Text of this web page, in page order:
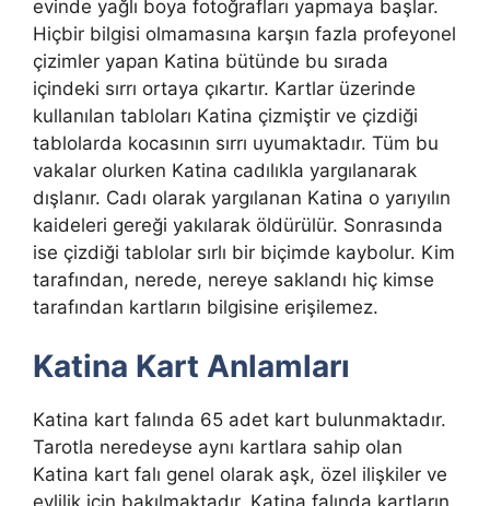
evinde yağlı boya fotoğrafları yapmaya başlar.
Hiçbir bilgisi olmamasına karşın fazla profeyonel
çizimler yapan Katina bütünde bu sırada
içindeki sırrı ortaya çıkartır. Kartlar üzerinde
kullanılan tabloları Katina çizmiştir ve çizdiği
tablolarda kocasının sırrı uyumaktadır. Tüm bu
vakalar olurken Katina cadılıkla yargılanarak
dışlanır. Cadı olarak yargılanan Katina o yarıyılın
kaideleri gereği yakılarak öldürülür. Sonrasında
ise çizdiği tablolar sırlı bir biçimde kaybolur. Kim
tarafından, nerede, nereye saklandı hiç kimse
tarafından kartların bilgisine erişilemez.
Katina Kart Anlamları
Katina kart falında 65 adet kart bulunmaktadır.
Tarotla neredeyse aynı kartlara sahip olan
Katina kart falı genel olarak aşk, özel ilişkiler ve